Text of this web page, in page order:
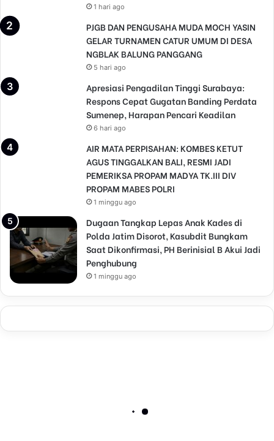
1 hari ago
PJGB DAN PENGUSAHA MUDA MOCH YASIN
GELAR TURNAMEN CATUR UMUM DI DESA
NGBLAK BALUNG PANGGANG
5 hari ago
Apresiasi Pengadilan Tinggi Surabaya:
Respons Cepat Gugatan Banding Perdata
Sumenep, Harapan Pencari Keadilan
6 hari ago
AIR MATA PERPISAHAN: KOMBES KETUT
AGUS TINGGALKAN BALI, RESMI JADI
PEMERIKSA PROPAM MADYA TK.III DIV
PROPAM MABES POLRI
1 minggu ago
Dugaan Tangkap Lepas Anak Kades di
Polda Jatim Disorot, Kasubdit Bungkam
Saat Dikonfirmasi, PH Berinisial B Akui Jadi
Penghubung
1 minggu ago